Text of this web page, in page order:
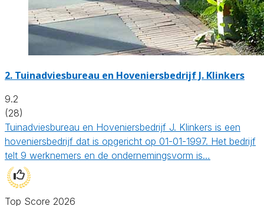
2. Tuinadviesbureau en Hoveniersbedrijf J. Klinkers
9.2
(28)
Tuinadviesbureau en Hoveniersbedrijf J. Klinkers is een
hoveniersbedrijf dat is opgericht op 01-01-1997. Het bedrijf
telt 9 werknemers en de ondernemingsvorm is…
Top Score 2026